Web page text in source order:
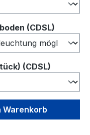
(CDSL)
(CDSL)
Warenkorb